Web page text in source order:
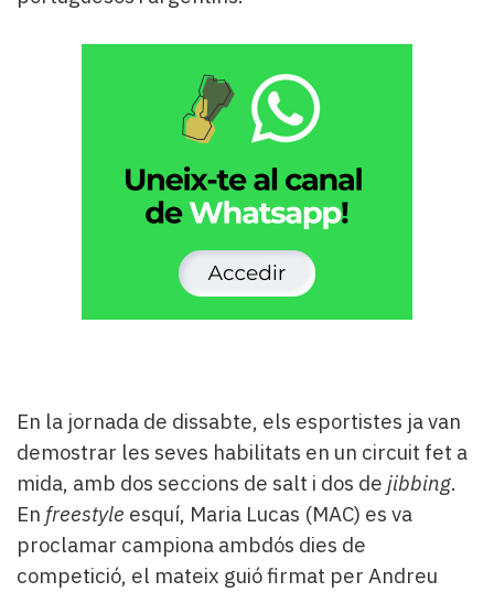
En la jornada de dissabte, els esportistes ja van
demostrar les seves habilitats en un circuit fet a
mida, amb dos seccions de salt i dos de jibbing.
En freestyle esquí, Maria Lucas (MAC) es va
proclamar campiona ambdós dies de
competició, el mateix guió firmat per Andreu